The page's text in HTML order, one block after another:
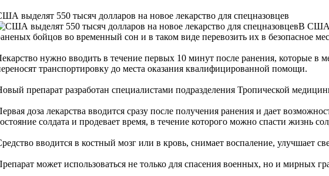
выделят 550 тысяч долларов на новое лекарство для спецназовцев
В США
бойцов во временный сон и в таком виде перевозить их в безопасное
нужно вводить в течение первых 10 минут после ранения, которые
транспортировку до места оказания квалифицированной помощи.
препарат разработан специалистами подразделения Тропической
доза лекарства вводится сразу после получения ранения и дает
солдата и продевает время, в течение которого можно спасти жизнь
вводится в костный мозг или в кровь, снимает воспаление, улучшает
может использоваться не только для спасения военных, но и мирных